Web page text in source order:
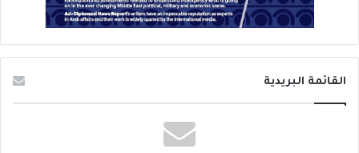
القائمة البريدية